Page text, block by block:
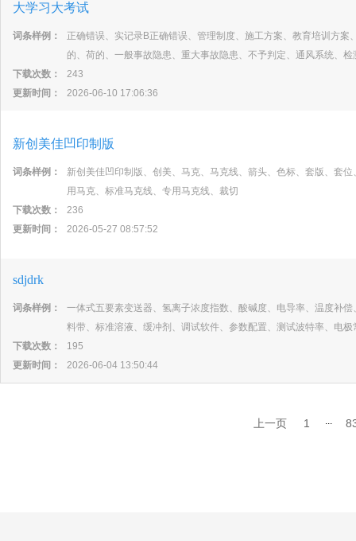
大学习大考试
词条样例：
正确错误、实记录B正确错误、管理制度、施工方案、教育培训方
的、荷的、一般事故隐患、重大事故隐患、不予判定、通风系统、
下载次数：
243
更新时间：
2026-06-10 17:06:36
新创美佳凹印制版
词条样例：
新创美佳凹印制版、创美、马克、马克线、箭头、色标、套版、套
用马克、标准马克线、专用马克线、裁切
下载次数：
236
更新时间：
2026-05-27 08:57:52
sdjdrk
词条样例：
一体式五要素变送器、氢离子浓度指数、酸碱度、电导率、温度补
料带、标准溶液、缓冲剂、调试软件、参数配置、测试波特率、电
下载次数：
195
更新时间：
2026-06-04 13:50:44
上一页 1 ...